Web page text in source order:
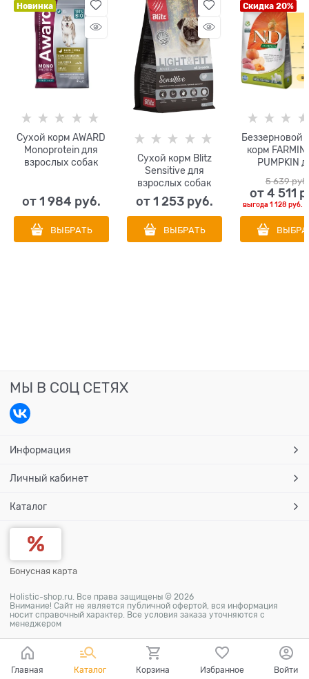
Новинка
Сухой корм AWARD
Monoprotein для
взрослых собак
яблок и артишока
от 1 984 руб.
ВЫБРАТЬ
Сухой корм Blitz
Sensitive для
взрослых собак
всех пород с
лишним весом, с
Light&Fit
от 1 253 руб.
ВЫБРАТЬ
Скидка 20%
Беззерновой
корм
PUMPKIN
средних и
пород
яблоком и
5 639 руб.
от 4 511
выгода 1 128 руб.
МЫ В СОЦ СЕТЯХ
Информация
Личный кабинет
Каталог
Бонусная карта
Holistic-shop.ru. Все права защищены © 2026
Внимание! Сайт не является публичной офертой, вся информация
носит справочный характер. Все условия заказа уточняются с
менеджером
Главная Каталог Корзина Избранное Войти